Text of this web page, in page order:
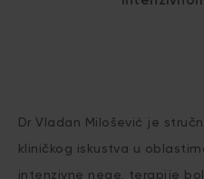
Dr Vladan Milošević je
kliničkog iskustva u
intenzivne nege, terapije